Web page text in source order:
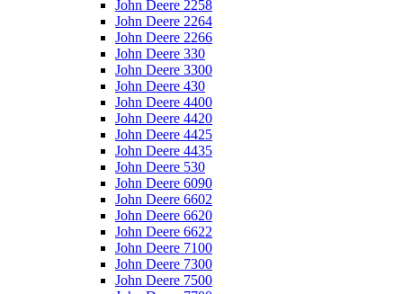
John Deere 2258
John Deere 2264
John Deere 2266
John Deere 330
John Deere 3300
John Deere 430
John Deere 4400
John Deere 4420
John Deere 4425
John Deere 4435
John Deere 530
John Deere 6090
John Deere 6602
John Deere 6620
John Deere 6622
John Deere 7100
John Deere 7300
John Deere 7500